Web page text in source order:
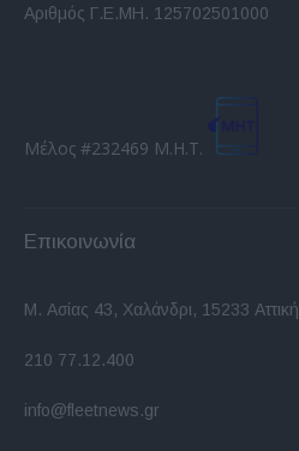
Αριθμός Γ.Ε.ΜΗ. 125702501000
Μέλος #232469 Μ.Η.Τ.
Επικοινωνία
Μ. Ασίας 43, Χαλάνδρι, 15233 Αττική
210 77.12.400
info@fleetnews.gr